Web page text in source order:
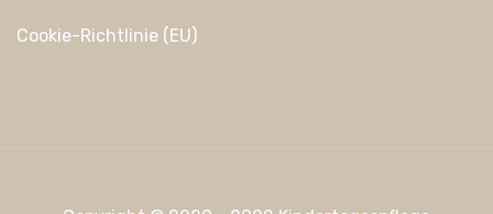
Cookie-Richtlinie (EU)